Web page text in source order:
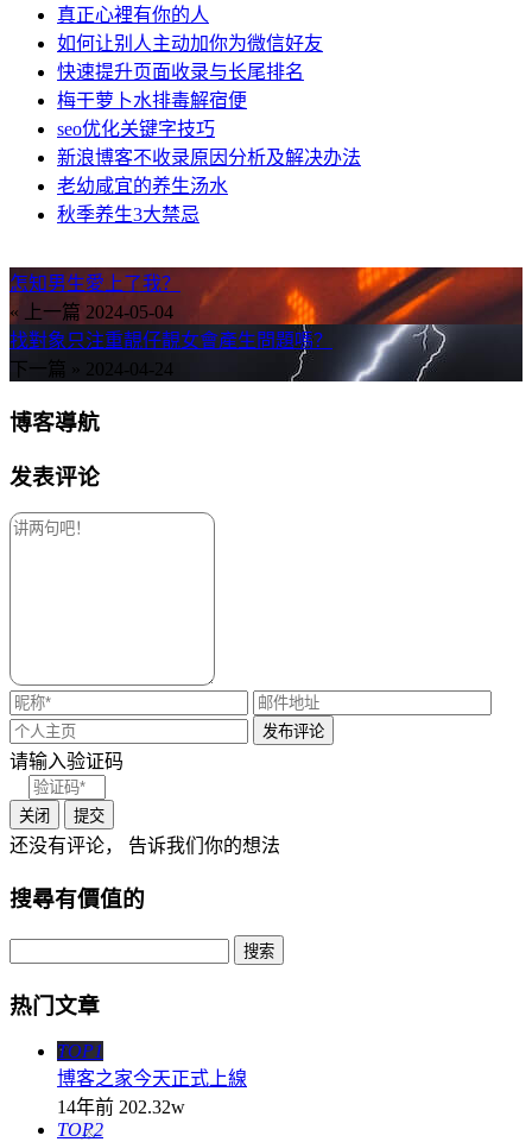
真正心裡有你的人
如何让别人主动加你为微信好友
快速提升页面收录与长尾排名
梅干萝卜水排毒解宿便
seo优化关键字技巧
新浪博客不收录原因分析及解决办法
老幼咸宜的养生汤水
秋季养生3大禁忌
怎知男生愛上了我？
« 上一篇 2024-05-04
找對象只注重靚仔靚女會產生問題嗎？
下一篇 » 2024-04-24
博客導航
发表评论
请输入验证码
关闭 提交
还没有评论， 告诉我们你的想法
搜尋有價值的
热门文章
TOP1
博客之家今天正式上線
14年前 202.32w
TOP2